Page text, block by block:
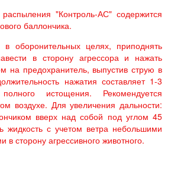
"Контроль-АС" содержится
баллончика.
оборонительных целях, приподнять
в сторону агрессора и нажать
на предохранитель, выпустив струю в
нажатия составляет 1-3
истощения. Рекомендуется
воздухе. Для увеличения дальности:
вверх над собой под углом 45
жидкость с учетом ветра небольшими
в сторону агрессивного животного.